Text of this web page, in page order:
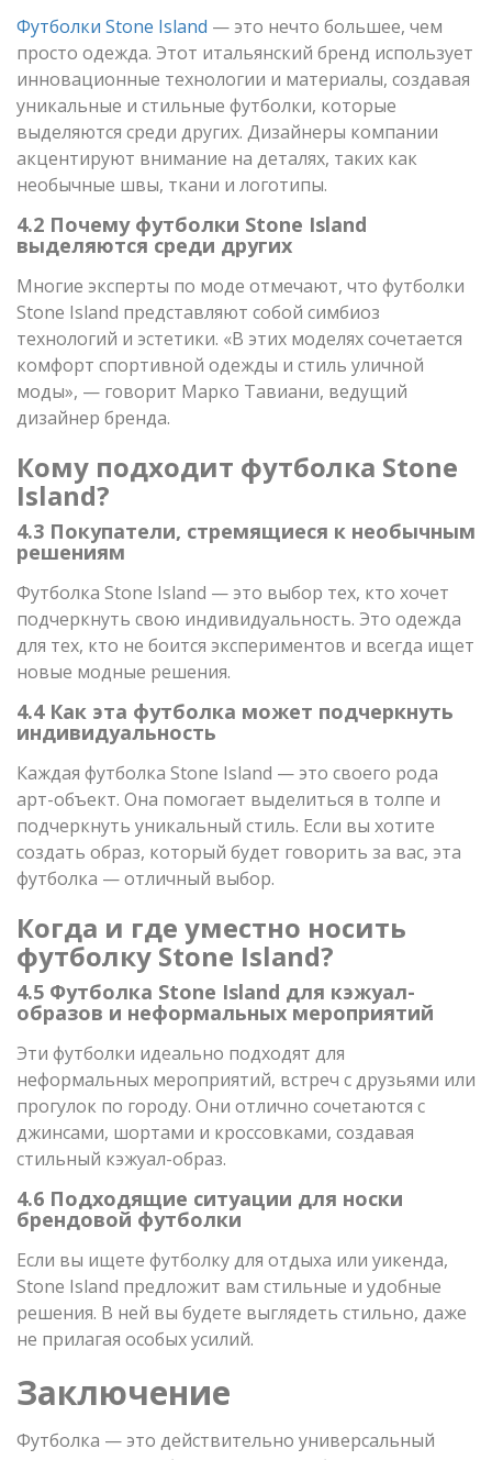
Футболки Stone Island — это нечто большее, чем
просто одежда. Этот итальянский бренд использует
инновационные технологии и материалы, создавая
уникальные и стильные футболки, которые
выделяются среди других. Дизайнеры компании
акцентируют внимание на деталях, таких как
необычные швы, ткани и логотипы.
4.2 Почему футболки Stone Island
выделяются среди других
Многие эксперты по моде отмечают, что футболки
Stone Island представляют собой симбиоз
технологий и эстетики. «В этих моделях сочетается
комфорт спортивной одежды и стиль уличной
моды», — говорит Марко Тавиани, ведущий
дизайнер бренда.
Кому подходит футболка Stone
Island?
4.3 Покупатели, стремящиеся к необычным
решениям
Футболка Stone Island — это выбор тех, кто хочет
подчеркнуть свою индивидуальность. Это одежда
для тех, кто не боится экспериментов и всегда ищет
новые модные решения.
4.4 Как эта футболка может подчеркнуть
индивидуальность
Каждая футболка Stone Island — это своего рода
арт-объект. Она помогает выделиться в толпе и
подчеркнуть уникальный стиль. Если вы хотите
создать образ, который будет говорить за вас, эта
футболка — отличный выбор.
Когда и где уместно носить
футболку Stone Island?
4.5 Футболка Stone Island для кэжуал-
образов и неформальных мероприятий
Эти футболки идеально подходят для
неформальных мероприятий, встреч с друзьями или
прогулок по городу. Они отлично сочетаются с
джинсами, шортами и кроссовками, создавая
стильный кэжуал-образ.
4.6 Подходящие ситуации для носки
брендовой футболки
Если вы ищете футболку для отдыха или уикенда,
Stone Island предложит вам стильные и удобные
решения. В ней вы будете выглядеть стильно, даже
не прилагая особых усилий.
Заключение
Футболка — это действительно универсальный